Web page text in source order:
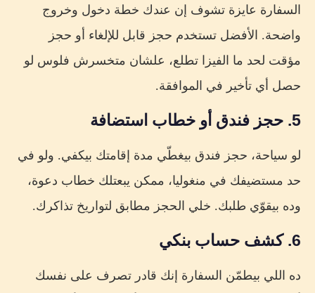
السفارة عايزة تشوف إن عندك خطة دخول وخروج
واضحة. الأفضل تستخدم حجز قابل للإلغاء أو حجز
مؤقت لحد ما الفيزا تطلع، علشان متخسرش فلوس لو
حصل أي تأخير في الموافقة.
5. حجز فندق أو خطاب استضافة
لو سياحة، حجز فندق بيغطّي مدة إقامتك بيكفي. ولو في
حد مستضيفك في منغوليا، ممكن يبعتلك خطاب دعوة،
وده بيقوّي طلبك. خلي الحجز مطابق لتواريخ تذاكرك.
6. كشف حساب بنكي
ده اللي بيطمّن السفارة إنك قادر تصرف على نفسك